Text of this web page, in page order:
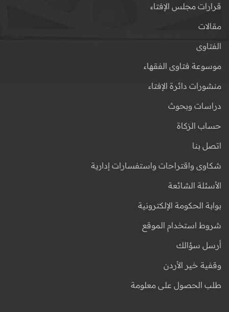
قرارات مجلس الإفتاء
مقالات
الفتاوى
موسوعة فتاوى الفقهاء
منشورات دائرة الإفتاء
دراسات وبحوث
حساب الزكاة
اتصل بنا
شكاوى واقتراحات واستفسارات إدارية
الأسئلة الشائعة
بوابة الحكومة الإلكترونية
شروط استخدام الموقع
أرسل سؤالك
وقفية خير الأردن
طلب الحصول على معلومة